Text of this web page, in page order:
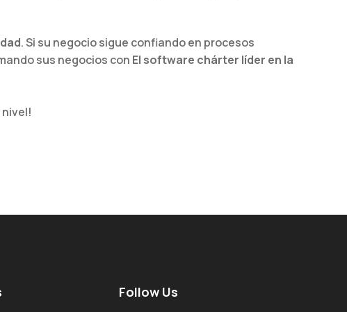
. Si su negocio sigue confiando en procesos
sus negocios con El software chárter líder en la
Follow Us